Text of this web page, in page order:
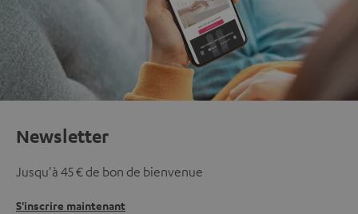
Newsletter
Jusqu'à 45 € de bon de bienvenue
S'inscrire maintenant